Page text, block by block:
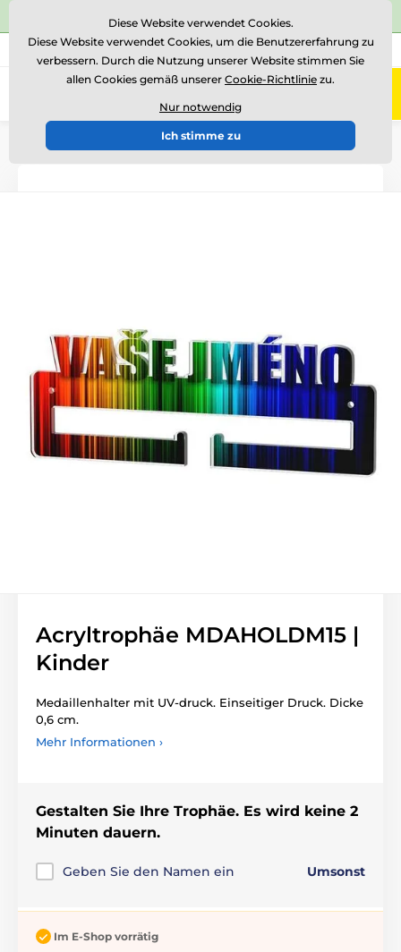
⭐Siehe 504 verifizierte Bewertungen auf
Rufen Sie uns an (Mo-Fr 15-18) +43 676 361 37 22
0
Einführung Medaille Inhaber
Acryltrophäe MDAHOLDM15 |
Kinder
Medaillenhalter mit UV-druck. Einseitiger Druck. Dicke
0,6 cm.
Mehr Informationen ›
Gestalten Sie Ihre Trophäe. Es wird keine 2
Minuten dauern.
Geben Sie den Namen ein Umsonst
Im E-Shop vorrätig
Diese Website verwendet Cookies.
Diese Website verwendet Cookies, um die Benutzererfahrung zu
verbessern. Durch die Nutzung unserer Website stimmen Sie
allen Cookies gemäß unserer Cookie-Richtlinie zu.
Nur notwendig
Ich stimme zu